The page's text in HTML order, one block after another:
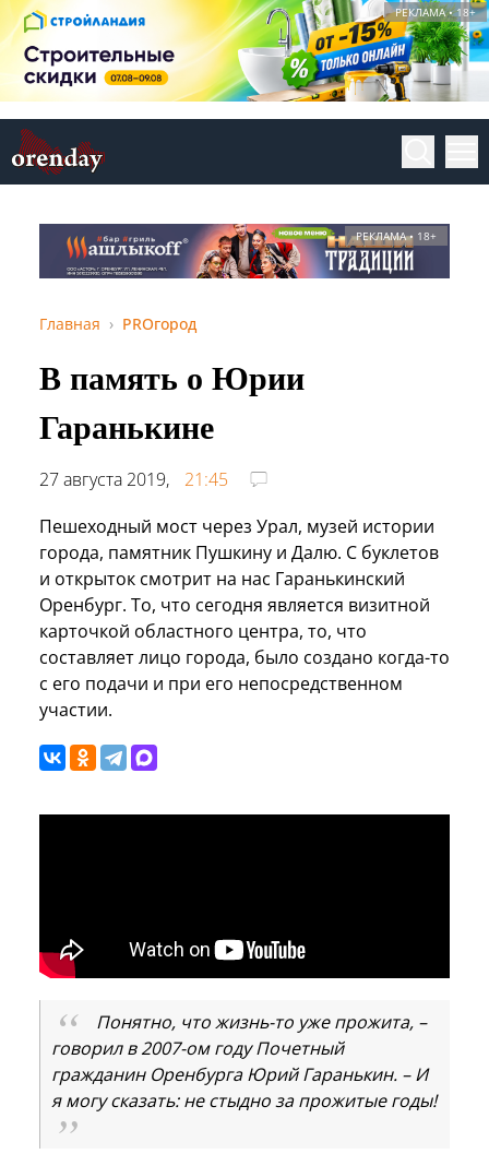
РЕКЛАМА • 18+
РЕКЛАМА • 18+
Главная PROгород
В память о Юрии
Гаранькине
27 августа 2019,
21:45
Пешеходный мост через Урал, музей истории
города, памятник Пушкину и Далю. С буклетов
и открыток смотрит на нас Гаранькинский
Оренбург. То, что сегодня является визитной
карточкой областного центра, то, что
составляет лицо города, было создано когда-то
с его подачи и при его непосредственном
участии.
Понятно, что жизнь-то уже прожита, –
говорил в 2007-ом году Почетный
гражданин Оренбурга Юрий Гаранькин. – И
я могу сказать: не стыдно за прожитые годы!